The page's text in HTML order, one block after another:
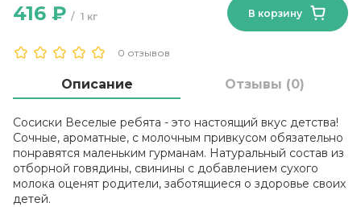
0 отзывов
1 кг
416 ₽ В корзину
Описание Отзывы (0)
Сосиски Веселые ребята - это настоящий вкус детства!
Сочные, ароматные, с молочным привкусом обязательно
понравятся маленьким гурманам. Натуральный состав из
отборной говядины, свинины с добавлением сухого
молока оценят родители, заботящиеся о здоровье своих
детей.